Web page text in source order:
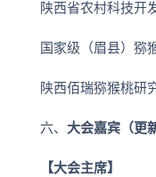
陕西省农村科技开
国家级（眉县）猕
陕西佰瑞猕猴桃研
六、 大会嘉宾（更
【大会主席】